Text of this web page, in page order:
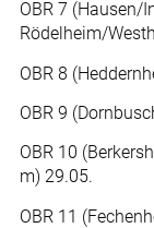
OBR 7
Rödelheim/
OBR 8
OBR 9
OBR 10
m) 29.05.
OBR 11